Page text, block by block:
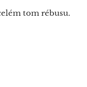
tom rébusu.